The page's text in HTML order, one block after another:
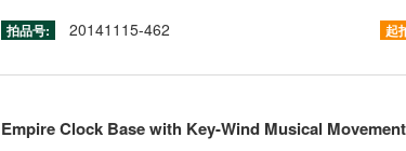
拍品号: 20141115-462 起
Empire Clock Base with Key-Wind Musical